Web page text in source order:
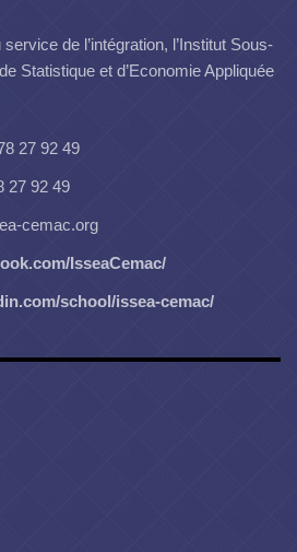
de l’intégration, l’Institut Sous-
Statistique et d’Economie Appliquée
27 92 49
27 92 49
cemac.org
IsseaCemac/
school/issea-cemac/